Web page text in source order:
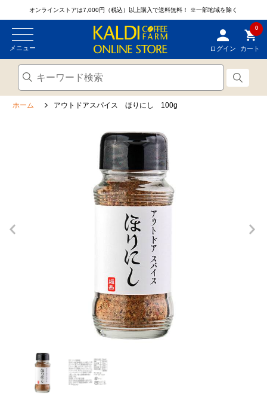
オンラインストアは7,000円（税込）以上購入で送料無料！ ※一部地域を除く
メニュー ログイン
0
カート
ホーム アウトドアスパイス ほりにし 100g